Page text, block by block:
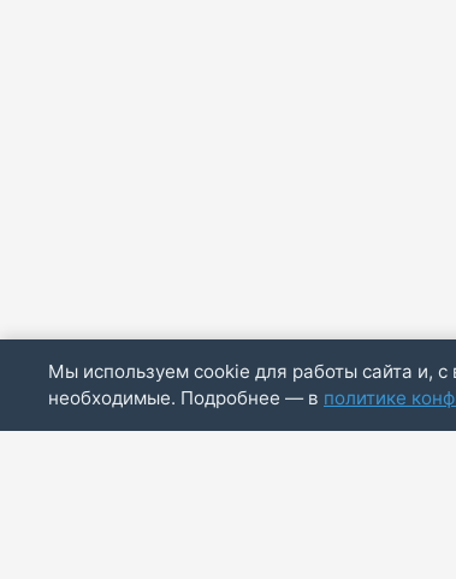
Мы используем cookie для работы сайта и,
необходимые. Подробнее — в политике